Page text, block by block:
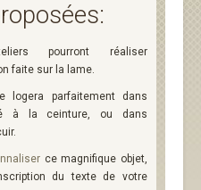
pourront réaliser
faite sur la lame.
logera parfaitement dans
à la ceinture, ou dans
ce magnifique objet,
du texte de votre